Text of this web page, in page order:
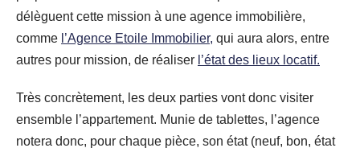
délèguent cette mission à une agence immobilière,
comme l’Agence Etoile Immobilier, qui aura alors, entre
autres pour mission, de réaliser l’état des lieux locatif.
Très concrètement, les deux parties vont donc visiter
ensemble l’appartement. Munie de tablettes, l’agence
notera donc, pour chaque pièce, son état (neuf, bon, état